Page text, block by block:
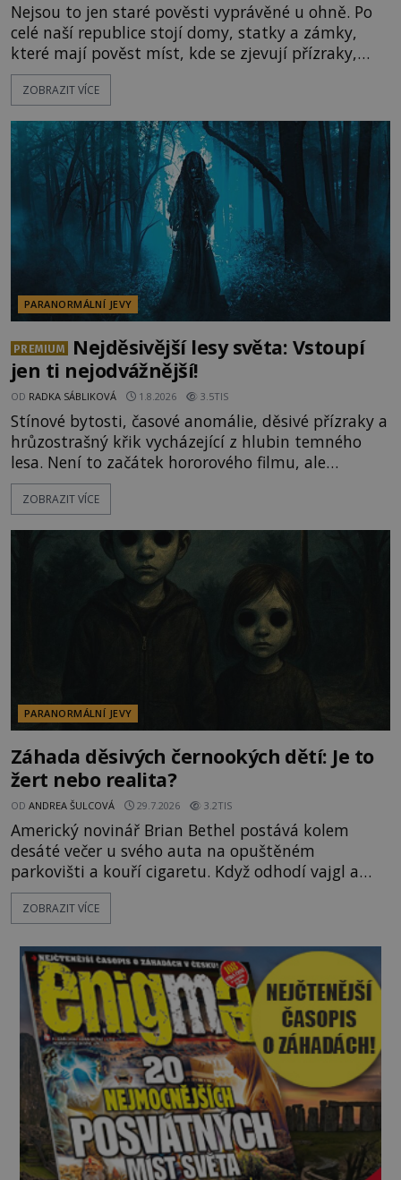
Nejsou to jen staré pověsti vyprávěné u ohně. Po
celé naší republice stojí domy, statky a zámky,
které mají pověst míst, kde se zjevují přízraky,
ozývají nevysvětlitelné zvuky nebo se dějí podivné
jevy. Zatímco historici většinou hledají racionální
lokality vykazují nápadně podobná svědectví po
celé generace. A právě tato opakující se svědectví
ZOBRAZIT VÍCE
PARANORMÁLNÍ JEVY
PREMIUM
Nejděsivější lesy světa: Vstoupí
jen ti nejodvážnější!
OD RADKA SÁBLIKOVÁ 1.8.2026 3.5TIS
Stínové bytosti, časové anomálie, děsivé přízraky a
hrůzostrašný křik vycházející z hlubin temného
lesa. Není to začátek hororového filmu, ale
události, které popisují návštěvníci lesů, které jsou
označovány jako nejděsivější na světě. Lidé bydlící
vyhýbají! Už jste o těchto lesích slyšeli? A odvážili
byste se je navštívit? [gallery ids="17
ZOBRAZIT VÍCE
PARANORMÁLNÍ JEVY
Záhada děsivých černookých dětí: Je to
žert nebo realita?
OD ANDREA ŠULCOVÁ 29.7.2026 3.2TIS
Americký novinář Brian Bethel postává kolem
desáté večer u svého auta na opuštěném
parkovišti a kouří cigaretu. Když odhodí vajgl a
chystá se nastoupit do auta, přijdou k němu dva
mladí chlapci, kterým může být okolo 14 let.
pouhých několik minut od tohoto parkoviště,“
zeptá se suverénně jeden z nich. P
ZOBRAZIT VÍCE